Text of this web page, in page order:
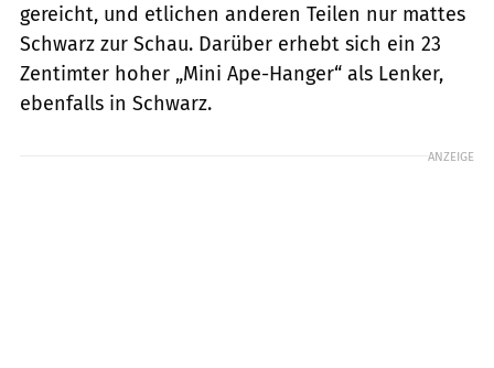
gereicht, und etlichen anderen Teilen nur mattes
Schwarz zur Schau. Darüber erhebt sich ein 23
Zentimter hoher „Mini Ape-Hanger“ als Lenker,
ebenfalls in Schwarz.
ANZEIGE